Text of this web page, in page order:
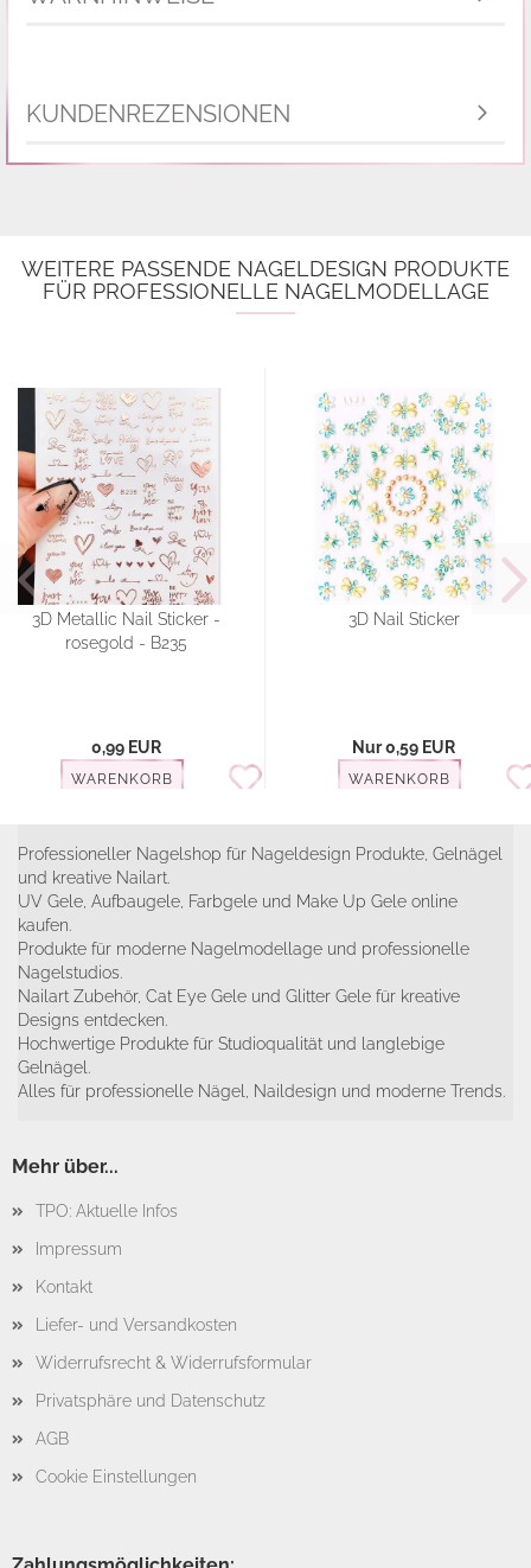
KUNDENREZENSIONEN
WEITERE PASSENDE NAGELDESIGN PRODUKTE
FÜR PROFESSIONELLE NAGELMODELLAGE
3D Metallic Nail Sticker -
rosegold - B235
0,99 EUR
WARENKORB
3D Nail Sticker
Nur 0,59 EUR
WARENKORB
Professioneller Nagelshop für Nageldesign Produkte, Gelnägel
und kreative Nailart.
UV Gele, Aufbaugele, Farbgele und Make Up Gele online
kaufen.
Produkte für moderne Nagelmodellage und professionelle
Nagelstudios.
Nailart Zubehör, Cat Eye Gele und Glitter Gele für kreative
Designs entdecken.
Hochwertige Produkte für Studioqualität und langlebige
Gelnägel.
Alles für professionelle Nägel, Naildesign und moderne Trends.
Mehr über...
TPO: Aktuelle Infos
Impressum
Kontakt
Liefer- und Versandkosten
Widerrufsrecht & Widerrufsformular
Privatsphäre und Datenschutz
AGB
Cookie Einstellungen